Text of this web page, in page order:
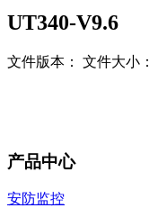
UT340-V9.6
文件版本： 文件大小：
产品中心
安防监控